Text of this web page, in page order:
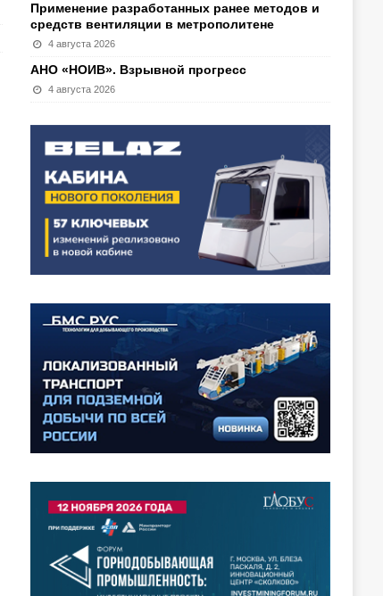
Применение разработанных ранее методов и
средств вентиляции в метрополитене
4 августа 2026
АНО «НОИВ». Взрывной прогресс
4 августа 2026